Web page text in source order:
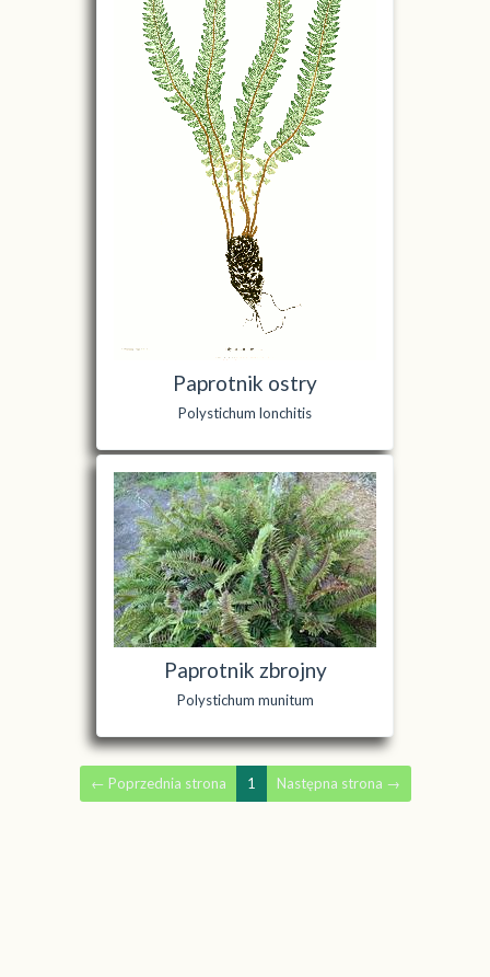
Paprotnik ostry
Polystichum lonchitis
Paprotnik zbrojny
Polystichum munitum
← Poprzednia strona 1 Następna strona →